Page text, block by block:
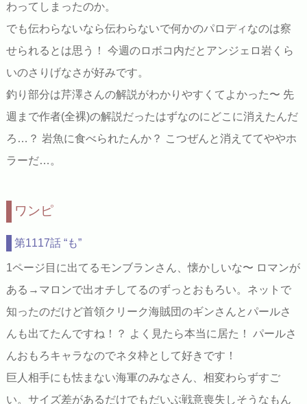
わってしまったのか。
でも伝わらないなら伝わらないで何かのパロディなのは察
せられるとは思う！ 今週のロボコ内だとアンジェロ岩くら
いのさりげなさが好みです。
釣り部分は芹澤さんの解説がわかりやすくてよかった〜 先
週まで作者(全裸)の解説だったはずなのにどこに消えたんだ
ろ…？ 岩魚に食べられたんか？ こつぜんと消えててややホ
ラーだ…。
ワンピ
第1117話 “も”
1ページ目に出てるモンブランさん、懐かしいな〜 ロマンが
ある→マロンで出オチしてるのずっとおもろい。ネットで
知ったのだけど首領クリーク海賊団のギンさんとパールさ
んも出てたんですね！？ よく見たら本当に居た！ パールさ
んおもろキャラなのでネタ枠として好きです！
巨人相手にも怯まない海軍のみなさん、相変わらずすご
い。サイズ差があるだけでもだいぶ戦意喪失しそうなもん